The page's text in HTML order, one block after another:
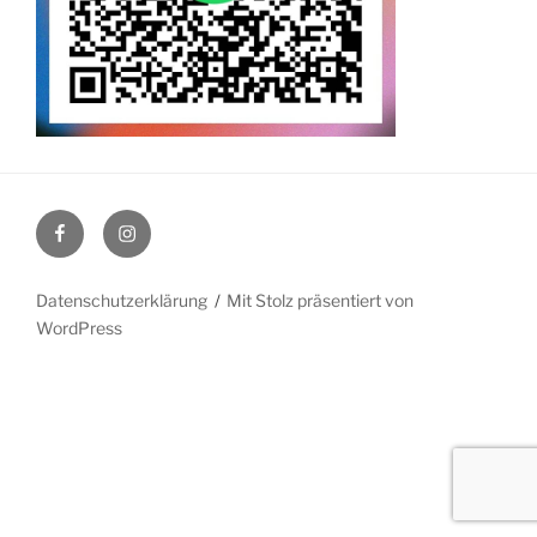
FacebookInstagram
Datenschutzerklärung
Mit Stolz präsentiert von
WordPress